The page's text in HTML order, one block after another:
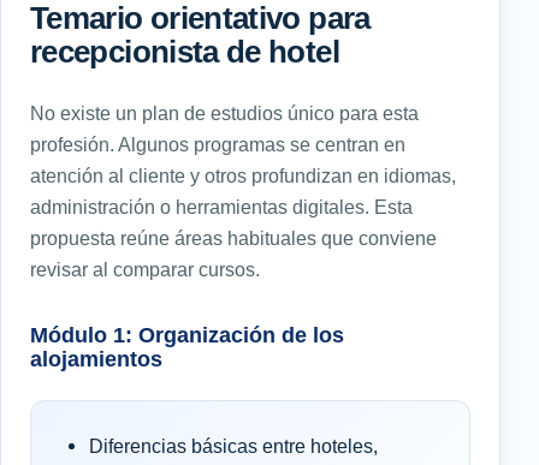
Temario orientativo para
recepcionista de hotel
No existe un plan de estudios único para esta
profesión. Algunos programas se centran en
atención al cliente y otros profundizan en idiomas,
administración o herramientas digitales. Esta
propuesta reúne áreas habituales que conviene
revisar al comparar cursos.
Módulo 1: Organización de los
alojamientos
Diferencias básicas entre hoteles,